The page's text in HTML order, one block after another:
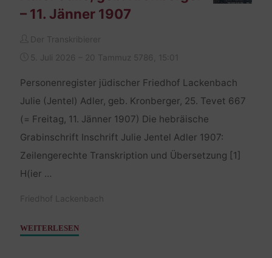
– 11. Jänner 1907
Der Transkribierer
5. Juli 2026 – 20 Tammuz 5786, 15:01
Personenregister jüdischer Friedhof Lackenbach
Julie (Jentel) Adler, geb. Kronberger, 25. Tevet 667
(= Freitag, 11. Jänner 1907) Die hebräische
Grabinschrift Inschrift Julie Jentel Adler 1907:
Zeilengerechte Transkription und Übersetzung [1]
H(ier …
Friedhof Lackenbach
WEITERLESEN"Adler